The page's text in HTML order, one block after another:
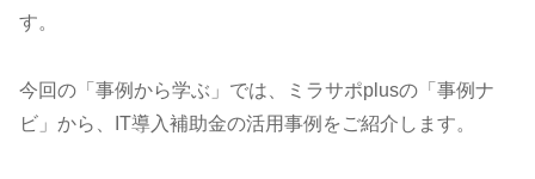
す。
今回の「事例から学ぶ」では、ミラサポplusの「事例ナ
ビ」から、IT導入補助金の活用事例をご紹介します。